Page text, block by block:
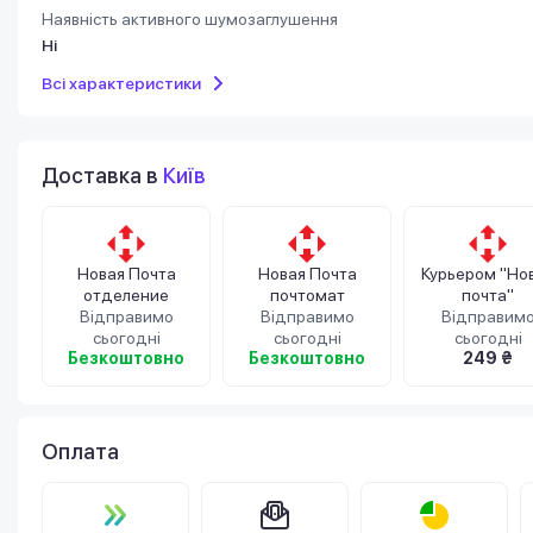
Наявність активного шумозаглушення
Ні
Всі характеристики
Доставка в Київ
Новая Почта
отделение
Відправимо
сьогодні
Безкоштовно
Новая Почта
почтомат
Відправимо
сьогодні
Безкоштовно
Курьером
почта"
Відправимо
сьогодні
249 ₴
Оплата